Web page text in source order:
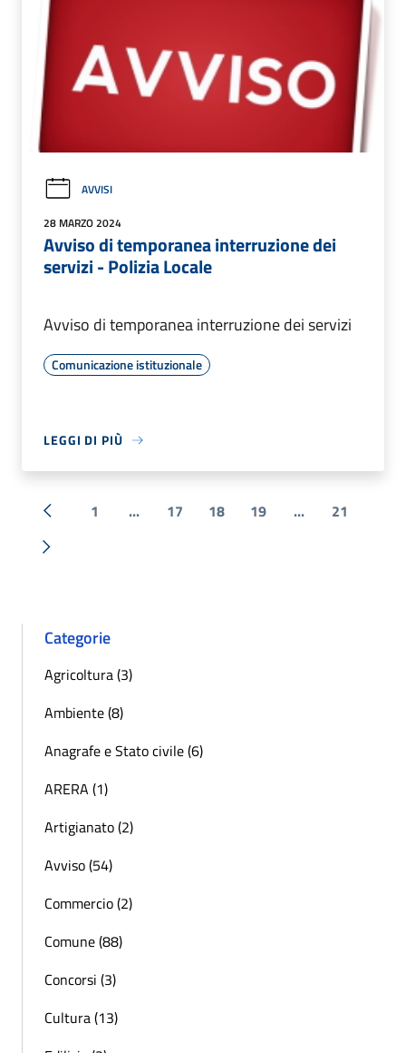
AVVISI
28 MARZO 2024
Avviso di temporanea interruzione dei
servizi - Polizia Locale
Avviso di temporanea interruzione dei servizi
Comunicazione istituzionale
LEGGI DI PIÙ
« Precedente
1 ... 17 18 19 ... 21
Successiva »
Categorie
Agricoltura (3)
Ambiente (8)
Anagrafe e Stato civile (6)
ARERA (1)
Artigianato (2)
Avviso (54)
Commercio (2)
Comune (88)
Concorsi (3)
Cultura (13)